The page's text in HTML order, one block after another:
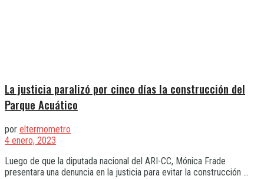
La justicia paralizó por cinco días la construcción del
Parque Acuático
por eltermometro
4 enero, 2023
Luego de que la diputada nacional del ARI-CC, Mónica Frade
presentara una denuncia en la justicia para evitar la construcción ...